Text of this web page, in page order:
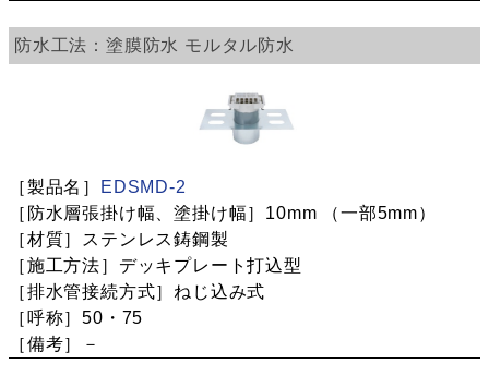
塗膜防水 モルタル防水
EDSMD-2
10mm （一部5mm）
ステンレス鋳鋼製
デッキプレート打込型
ねじ込み式
50・75
－